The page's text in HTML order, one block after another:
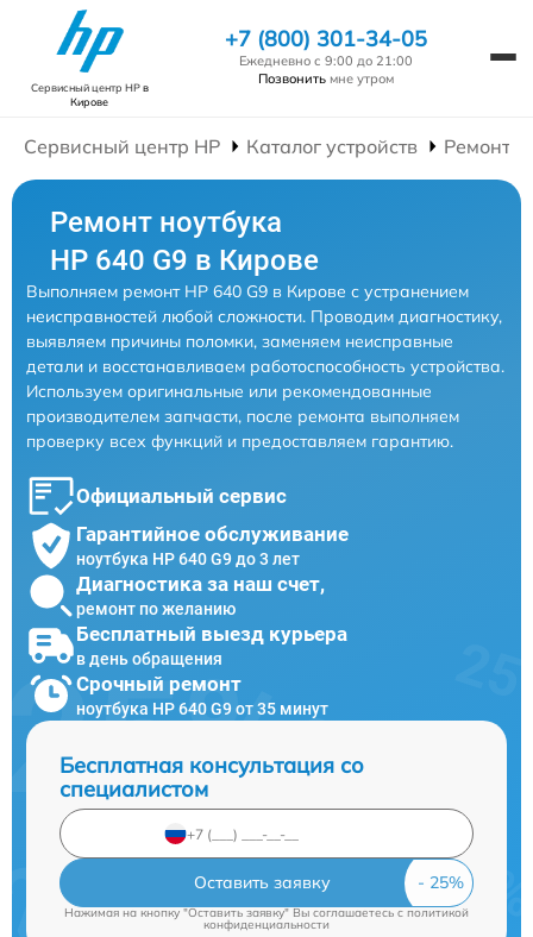
Сервисный центр HPв
Кирове
+7 (800) 301-34-05
Ежедневно с 9:00 до 21:00
Позвонить мне утром
Сервисный центр HP Каталог устройств Ремонт
Ремонт ноутбука
HP 640 G9 в Кирове
Выполняем ремонт HP 640 G9 в Кирове с устранением
неисправностей любой сложности. Проводим диагностику,
выявляем причины поломки, заменяем неисправные
детали и восстанавливаем работоспособность устройства.
Используем оригинальные или рекомендованные
производителем запчасти, после ремонта выполняем
проверку всех функций и предоставляем гарантию.
Официальный сервис
Гарантийное обслуживание
ноутбука HP 640 G9 до 3 лет
Диагностика за наш счет,
ремонт по желанию
Бесплатный выезд курьера
в день обращения
Срочный ремонт
ноутбука HP 640 G9 от 35 минут
Бесплатная консультация со
специалистом
Оставить заявку
Нажимая на кнопку "Оставить заявку" Вы соглашаетесь cполитикой
конфиденциальности